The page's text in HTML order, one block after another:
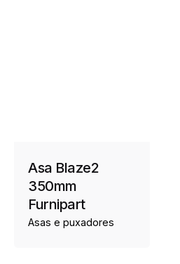
Asa Blaze2
350mm
Furnipart
Asas e puxadores